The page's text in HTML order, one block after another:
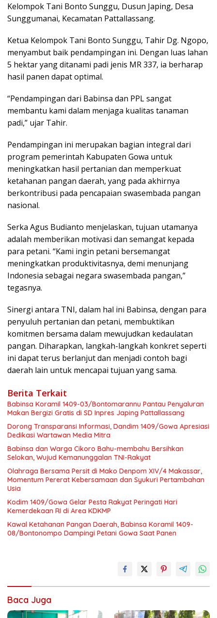
Kelompok Tani Bonto Sunggu, Dusun Japing, Desa
Sunggumanai, Kecamatan Pattallassang.
Ketua Kelompok Tani Bonto Sunggu, Tahir Dg. Ngopo,
menyambut baik pendampingan ini. Dengan luas lahan
5 hektar yang ditanami padi jenis MR 337, ia berharap
hasil panen dapat optimal.
“Pendampingan dari Babinsa dan PPL sangat
membantu kami dalam menjaga kualitas tanaman
padi,” ujar Tahir.
Pendampingan ini merupakan bagian integral dari
program pemerintah Kabupaten Gowa untuk
meningkatkan hasil pertanian dan memperkuat
ketahanan pangan daerah, yang pada akhirnya
berkontribusi pada pencapaian swasembada pangan
nasional.
Serka Agus Budianto menjelaskan, tujuan utamanya
adalah memberikan motivasi dan semangat kepada
para petani. “Kami ingin petani bersemangat
meningkatkan produktivitasnya, demi menunjang
Indonesia sebagai negara swasembada pangan,”
tegasnya.
Sinergi antara TNI, dalam hal ini Babinsa, dengan para
penyuluh pertanian dan petani, membuktikan
komitmen bersama dalam mewujudkan kedaulatan
pangan. Diharapkan, langkah-langkah konkret seperti
ini dapat terus berlanjut dan menjadi contoh bagi
daerah lain untuk mencapai tujuan yang sama.
Berita Terkait
Babinsa Koramil 1409-03/Bontomarannu Pantau Penyaluran
Makan Bergizi Gratis di SD Inpres Japing Pattallassang
Dorong Transparansi Informasi, Dandim 1409/Gowa Apresiasi
Dedikasi Wartawan Media Mitra
Babinsa dan Warga Cikoro Bahu-membahu Bersihkan
Selokan, Wujud Kemanunggalan TNI-Rakyat
Olahraga Bersama Persit di Mako Denpom XIV/4 Makassar,
Momentum Pererat Kebersamaan dan Syukuri Pertambahan
Usia
Kodim 1409/Gowa Gelar Pesta Rakyat Peringati Hari
Kemerdekaan RI di Area KDKMP
Kawal Ketahanan Pangan Daerah, Babinsa Koramil 1409-
08/Bontonompo Dampingi Petani Gowa Saat Panen
Baca Juga